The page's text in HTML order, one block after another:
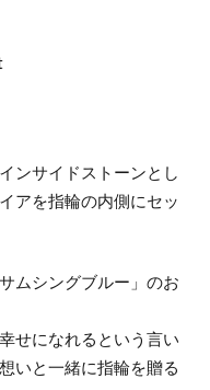
ンサイドストーンとし
アを指輪の内側にセッ
ムシングブルー」のお
せになれるという言い
いと一緒に指輪を贈る